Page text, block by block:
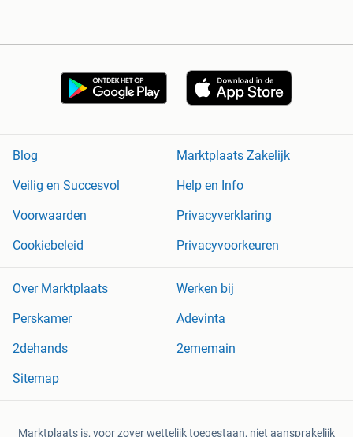
Blog
Marktplaats Zakelijk
Veilig en Succesvol
Help en Info
Voorwaarden
Privacyverklaring
Cookiebeleid
Privacyvoorkeuren
Over Marktplaats
Werken bij
Perskamer
Adevinta
2dehands
2ememain
Sitemap
Marktplaats is, voor zover wettelijk toegestaan, niet aansprakelijk